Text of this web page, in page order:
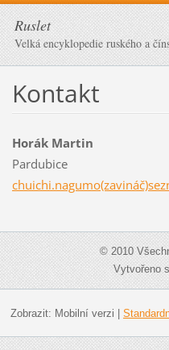
Ruslet
Velká encyklopedie ruského a
Kontakt
Horák Martin
Pardubice
© 2010
Vytvořeno
Zobrazit: Mobilní verzi